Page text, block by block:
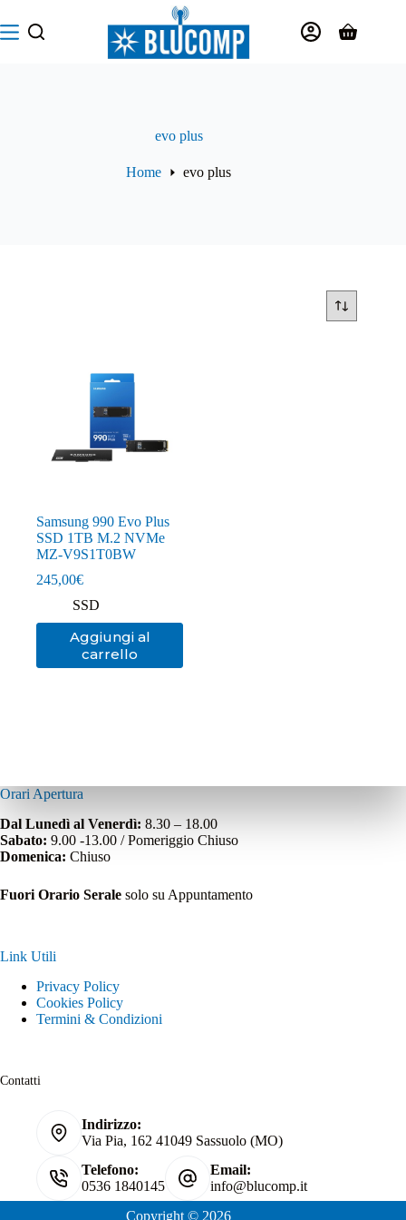
al
contenuto
Carrello
evo plus
Home evo plus
Samsung 990 Evo Plus
SSD 1TB M.2 NVMe
MZ-V9S1T0BW
245,00€
SSD
Aggiungi al
carrello
Orari Apertura
Dal Lunedì al Venerdì: 8.30 – 18.00
Sabato: 9.00 -13.00 / Pomeriggio Chiuso
Domenica: Chiuso
Fuori Orario Serale solo su Appuntamento
Link Utili
Privacy Policy
Cookies Policy
Termini & Condizioni
Contatti
Indirizzo:
Via Pia, 162 41049 Sassuolo (MO)
Telefono:
0536 1840145
Email:
info@blucomp.it
Copyright © 2026